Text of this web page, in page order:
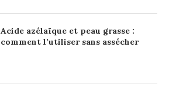
Acide azélaïque et peau grasse :
comment l’utiliser sans assécher